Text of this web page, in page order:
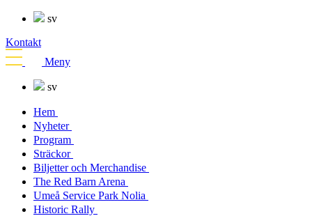
sv
Kontakt
Meny
sv
Hem
Nyheter
Program
Sträckor
Biljetter och Merchandise
The Red Barn Arena
Umeå Service Park Nolia
Historic Rally